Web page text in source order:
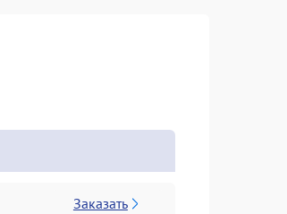
Заказать